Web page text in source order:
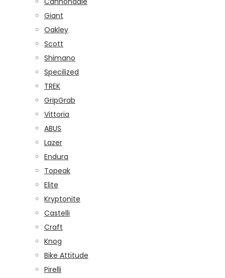
Giant
Oakley
Scott
Shimano
Specilized
TREK
GripGrab
Vittoria
ABUS
Lazer
Endura
Topeak
Elite
Kryptonite
Castelli
Craft
Knog
Bike Attitude
Pirelli